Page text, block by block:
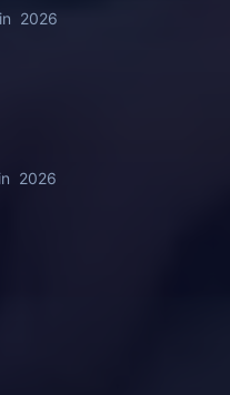
2026
2026